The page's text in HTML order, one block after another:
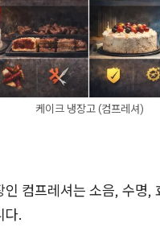
케이크 냉장고 (컴프레셔)
인 컴프레셔는 소음, 수명,
다.